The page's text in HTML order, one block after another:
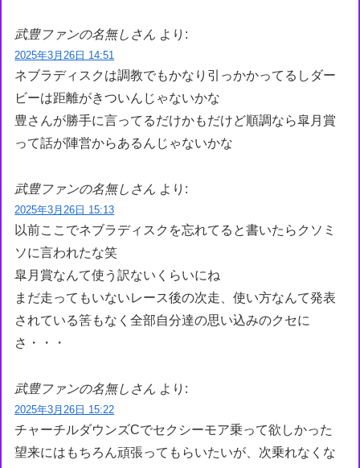
武豊ファンの名無しさん より:
2025年3月26日 14:51
ネブラディスクは調教でもかなり引っかかってるしダー
ビーは距離がきついんじゃないかな
豊さんが勝手に言ってるだけかもだけど順調なら皐月賞
って話が陣営からあるんじゃないかな
武豊ファンの名無しさん より:
2025年3月26日 15:13
以前ここでネブラディスクを忘れてると書いたらクソミ
ソに言われたな笑
皐月賞なんて使う訳ないくらいにね
まだ走ってもいないレース後の次走、使い方なんて発表
されている筈もなく全部自分達の思い込みのクセに
さ・・・
武豊ファンの名無しさん より:
2025年3月26日 15:22
チャーチルダウンズCでセクシーモア乗って欲しかった
望来にはもちろん頑張ってもらいたいが、次乗れなくな